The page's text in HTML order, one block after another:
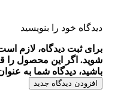
دیدگاه خود را بنویسید
برای ثبت دیدگاه، لازم
شوید. اگر این محصول را
باشید، دیدگاه شما به
افزودن دیدگاه جدید